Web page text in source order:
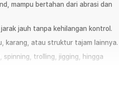
mampu bertahan dari abrasi dan
jauh tanpa kehilangan kontrol.
karang, atau struktur tajam lainnya.
trolling, jigging, hingga
berarus deras.